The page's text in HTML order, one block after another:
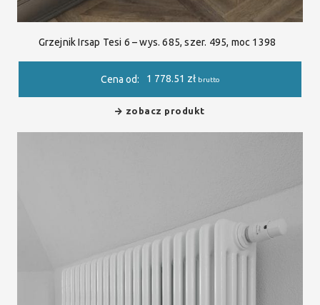
Grzejnik Irsap Tesi 6 – wys. 685, szer. 495, moc 1398
Cena od: 1 778.51 zł brutto
zobacz produkt